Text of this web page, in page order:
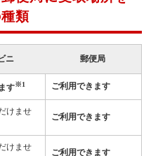
類
ニ 郵便局
す※1 ご利用できます
けませ
ご利用できます
けませ
ご利用できます